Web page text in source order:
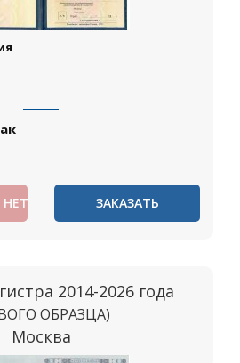
ЗАКАЗАТЬ
2014-2026 года
ОБРАЗЦА)
Москва